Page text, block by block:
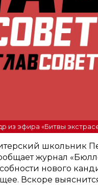
из эфира «Битвы
школьник
журнал
нового
Вскоре